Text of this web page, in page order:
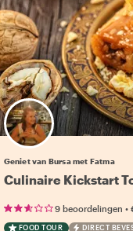
Geniet van Bursa met Fatma
Culinaire Kickstart
9 beoordelingen •
FOOD TOUR DIRECT